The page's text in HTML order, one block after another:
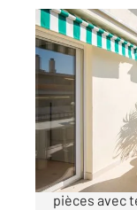
NICE 06
53,20 m2, 3
Ref : 2303
Au coeur du
pièces avec